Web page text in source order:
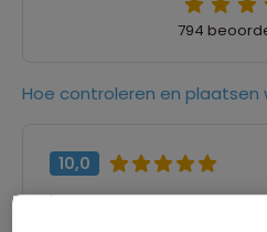
794
Hoe controleren en plaatsen
10,0
Luc